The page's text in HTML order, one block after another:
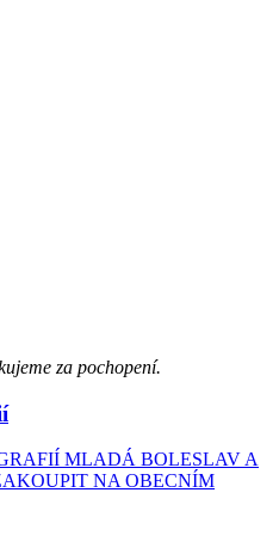
za pochopení.
MLADÁ BOLESLAV A
NA OBECNÍM